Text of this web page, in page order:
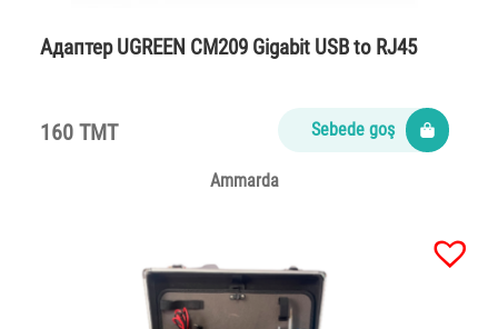
Адаптер UGREEN CM209 Gigabit USB to RJ45
160 TMT Sebede goş
Ammarda